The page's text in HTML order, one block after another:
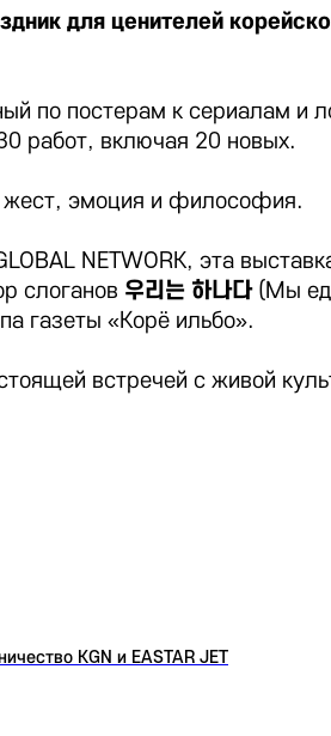
для ценителей
по постерам к сериалам и
работ, включая 20 новых.
жест, эмоция и философия.
NETWORK, эта
слоганов 우리는 하나다(Мы
газеты «Корё ильбо».
встречей с живой
KGN и EASTAR JET